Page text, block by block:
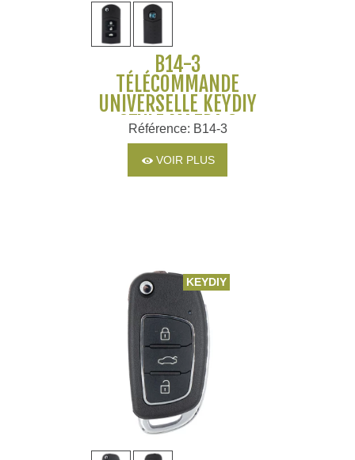
B14-3
TÉLÉCOMMANDE
UNIVERSELLE KEYDIY
STYLE MAZDA 3
BOUTONS
Référence: B14-3
VOIR PLUS
KEYDIY